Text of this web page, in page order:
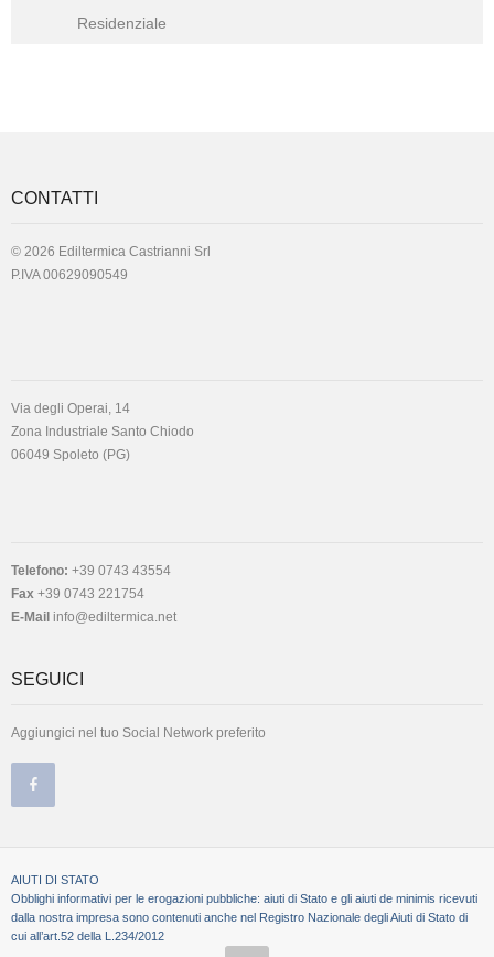
Residenziale
CONTATTI
© 2026 Ediltermica Castrianni Srl
P.IVA 00629090549
Via degli Operai, 14
Zona Industriale Santo Chiodo
06049 Spoleto (PG)
Telefono: +39 0743 43554
Fax +39 0743 221754
E-Mail info@ediltermica.net
SEGUICI
Aggiungici nel tuo Social Network preferito
AIUTI DI STATO
Obblighi informativi per le erogazioni pubbliche: aiuti di Stato e gli aiuti de minimis ricevuti
dalla nostra impresa sono contenuti anche nel Registro Nazionale degli Aiuti di Stato di
cui all’art.52 della L.234/2012